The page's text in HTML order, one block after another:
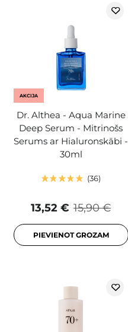
AKCIJA
Dr. Althea - Aqua Marine
Deep Serum - Mitrinošs
Serums ar Hialuronskābi -
30ml
36
15,90 €
13,52 €
PIEVIENOT GROZAM